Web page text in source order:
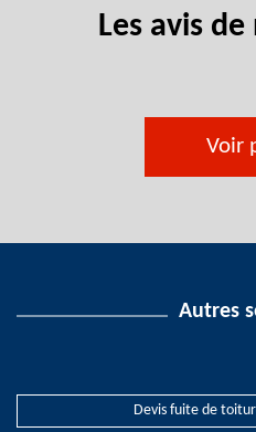
Les avis
Voir
Autres
Devis fuite de